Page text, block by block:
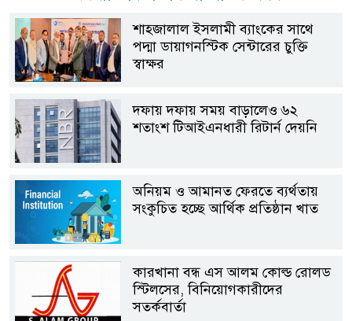
শাহ্জালাল ইসলামী ব্যাংকের সাথে
পদ্মা ডায়াগনস্টিক সেন্টারের চুক্তি
স্বাক্ষর
দফায় দফায় সময় বাড়ালেও ৬২
শতাংশ টিআইএনধারী রিটার্ন দেয়নি
অনিয়ম ও আমানত ফেরতে ব্যর্থতায়
সংকুচিত হচ্ছে আর্থিক প্রতিষ্ঠান খাত
কারখানা বন্ধ এস আলম কোল্ড রোলড
স্টিলসের, বিনিয়োগকারীদের
সতর্কবার্তা